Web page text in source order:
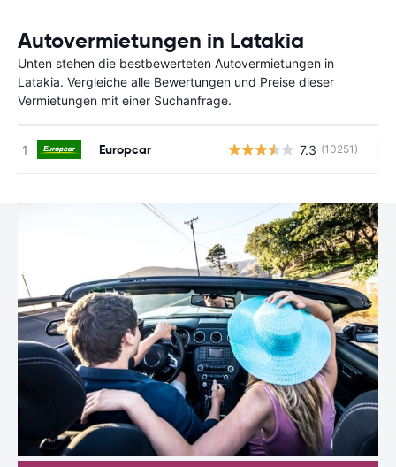
Autovermietungen in Latakia
Unten stehen die bestbewerteten Autovermietungen in
Latakia. Vergleiche alle Bewertungen und Preise dieser
Vermietungen mit einer Suchanfrage.
Europcar 7.3 (10251)